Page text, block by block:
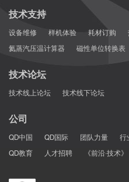
技术支持
设备维修 样机体验 耗材订购
氦蒸汽压温计算器
磁性单位转换表
技术论坛
技术线上论坛 技术线下论坛
公司
QD中国 QD国际 团队力量 行
QD教育
人才招聘 《前沿·技术》